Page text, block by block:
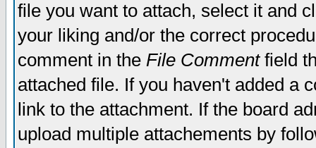
file you want to attach, select it and
your liking and/or the correct
comment in the File Commentfield
attached file. If you haven't added a
link to the attachment. If the board
upload multiple attachements by